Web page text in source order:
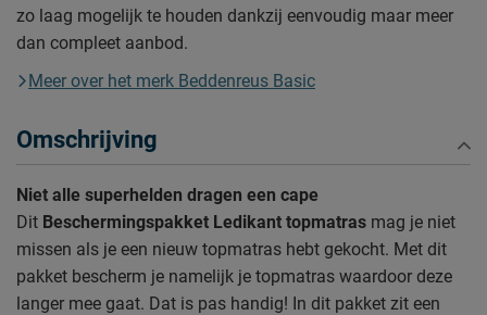
zo laag mogelijk te houden dankzij eenvoudig maar meer
dan compleet aanbod.
Meer over het merk Beddenreus Basic
Omschrijving
Niet alle superhelden dragen een cape
Dit Beschermingspakket Ledikant topmatras mag je niet
missen als je een nieuw topmatras hebt gekocht. Met dit
pakket bescherm je namelijk je topmatras waardoor deze
langer mee gaat. Dat is pas handig! In dit pakket zit een